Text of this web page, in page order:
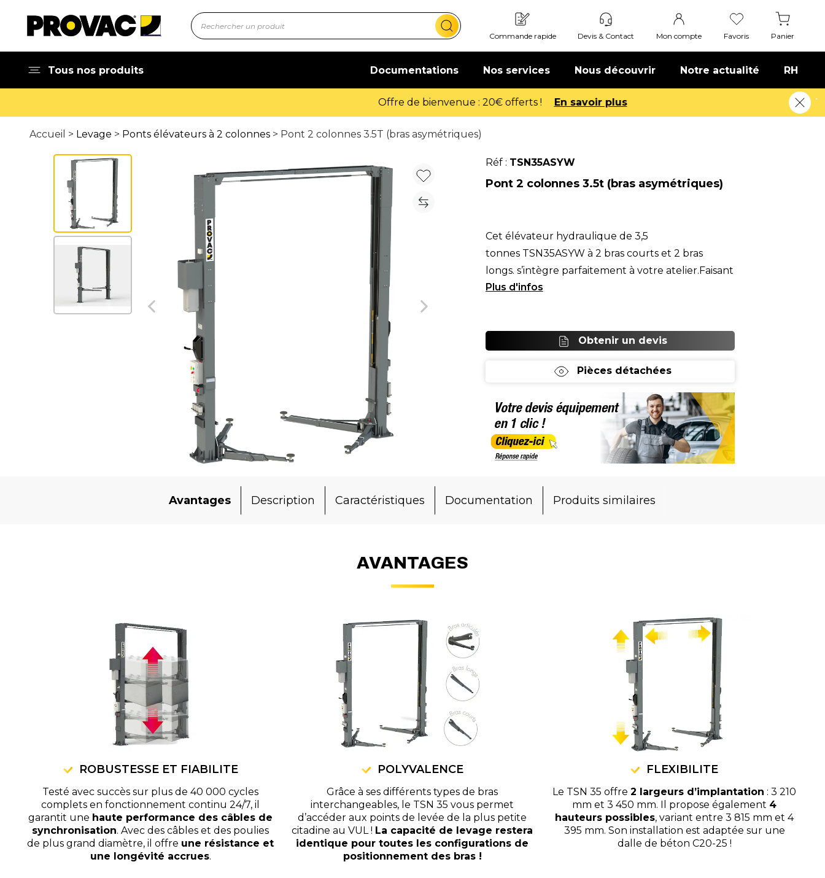
Commande rapide Devis & Contact Mon compte Favoris Panier
Tous nos produits Documentations Nos services Nous découvrir Notre actualité RH
Offre de bienvenue : 20€ offerts ! En savoir plus
Accueil > Levage > Ponts élévateurs à 2 colonnes > Pont 2 colonnes 3.5T (bras asymétriques)
Réf : TSN35ASYW
Pont 2 colonnes 3.5t (bras asymétriques)
Cet élévateur hydraulique de 3,5
tonnes TSN35ASYW à 2 bras courts et 2 bras
longs. s’intègre parfaitement à votre atelier.Faisant
partie de la gamme T
Obtenir un devis
Pièces détachées
Avantages Description Caractéristiques Documentation Produits similaires
AVANTAGES
ROBUSTESSE ET FIABILITE
Testé avec succès sur plus de 40 000 cycles
complets en fonctionnement continu 24/7, il
garantit une haute performance des câbles de
synchronisation. Avec des câbles et des poulies
de plus grand diamètre, il offre une résistance et
une longévité accrues.
POLYVALENCE
Grâce à ses différents types de bras
interchangeables, le TSN 35 vous permet
d’accéder aux points de levée de la plus petite
citadine au VUL ! La capacité de levage restera
identique pour toutes les configurations de
positionnement des bras !
FLEXIBILITE
Le TSN 35 offre2 largeurs d’implantation : 3 210
mm et 3 450 mm. Il propose également 4
hauteurs possibles, variant entre 3 815 mm et 4
395 mm. Son installation est adaptée sur une
dalle de béton C20-25 !